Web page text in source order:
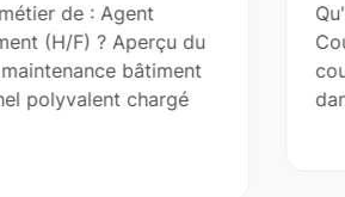
ce que le métier de : Aide
(H/F) ? Aperçu du métier L'aide
assiste le couvreur principal
la réparation et…